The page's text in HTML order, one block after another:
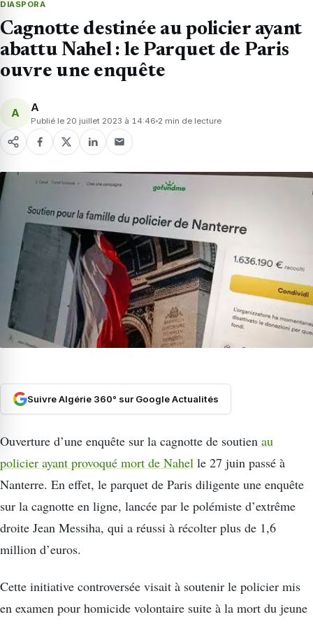
DIASPORA
Cagnotte destinée au policier ayant
abattu Nahel : le Parquet de Paris
ouvre une enquête
A A
Publié le 20 juillet 2023 à 14:46 2 min de lecture
Suivre Algérie 360° sur Google Actualités
Ouverture d’une enquête sur la cagnotte de soutien au
policier ayant provoqué mort de Nahel le 27 juin passé à
Nanterre. En effet, le parquet de Paris diligente une enquête
sur la cagnotte en ligne, lancée par le polémiste d’extrême
droite Jean Messiha, qui a réussi à récolter plus de 1,6
million d’euros.
Cette initiative controversée visait à soutenir le policier mis
en examen pour homicide volontaire suite à la mort du jeune